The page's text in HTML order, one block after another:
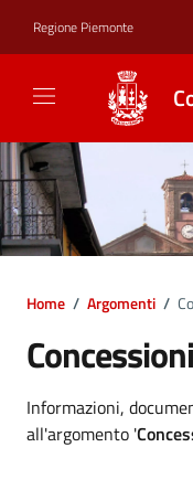
Regione Piemonte
Home / Argomenti /
Dettagli
Informazioni,
all'argomento '